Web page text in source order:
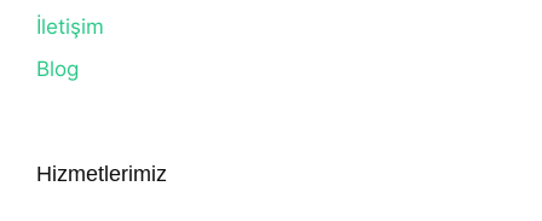
İletişim
Blog
Hizmetlerimiz